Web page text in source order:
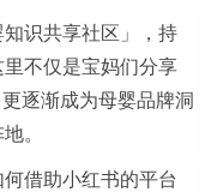
识共享社区」，持
不仅是宝妈们分享
逐渐成为母婴品牌洞
。
借助小红书的平台